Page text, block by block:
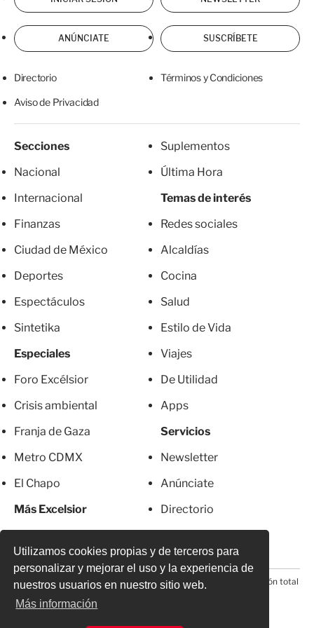
Utilizamos cookies propias y de terceros para
personalizar y mejorar el uso y la experiencia de
nuestros usuarios en nuestro sitio web.
Más información
ANÚNCIATE SUSCRÍBETE
Directorio Términos y Condiciones
Aviso de Privacidad
Secciones
Nacional
Internacional
Finanzas
Ciudad de México
Deportes
Espectáculos
Sintetika
Especiales
Foro Excélsior
Crisis ambiental
Franja de Gaza
Metro CDMX
El Chapo
Más Excelsior
Suplementos
Última Hora
Temas de interés
Redes sociales
Alcaldías
Cocina
Salud
Estilo de Vida
Viajes
De Utilidad
Apps
Servicios
Newsletter
Anúnciate
Directorio
© 2026 Todos los derechos reservados. Prohibida la reproducción total
o parcial, incluyendo cualquier medio electrónico*